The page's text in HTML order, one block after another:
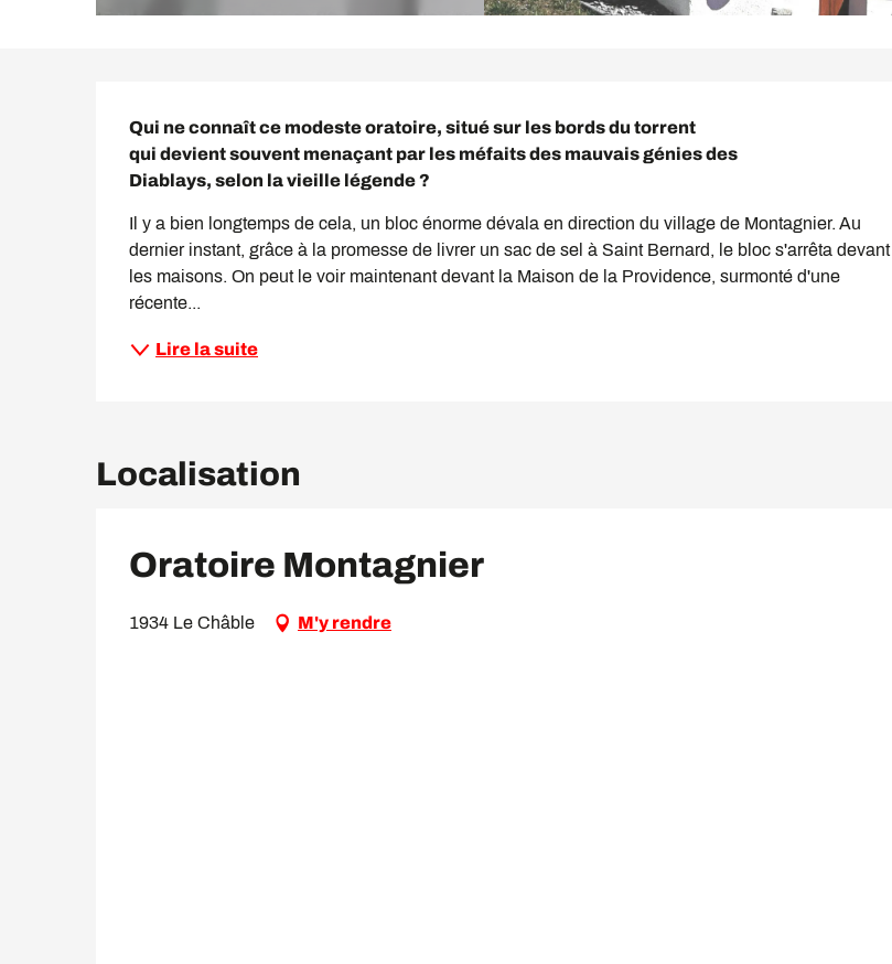
Qui ne connaît ce modeste oratoire, situé sur les bords du torrent
qui devient souvent menaçant par les méfaits des mauvais génies des
Diablays, selon la vieille légende ?
Il y a bien longtemps de cela, un bloc énorme dévala en direction du village de Montagnier. Au
dernier instant, grâce à la promesse de livrer un sac de sel à Saint Bernard, le bloc s'arrêta devant
les maisons. On peut le voir maintenant devant la Maison de la Providence, surmonté d'une
récente...
Lire la suite
Localisation
Oratoire Montagnier
1934 Le Châble M'y rendre